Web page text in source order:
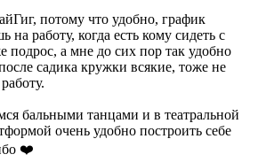
потому что удобно, график
на работу, когда есть кому сидеть с
подрос, а мне до сих пор так удобно
садика кружки всякие, тоже не
бальными танцами и в театральной
очень удобно построить себе
❤️